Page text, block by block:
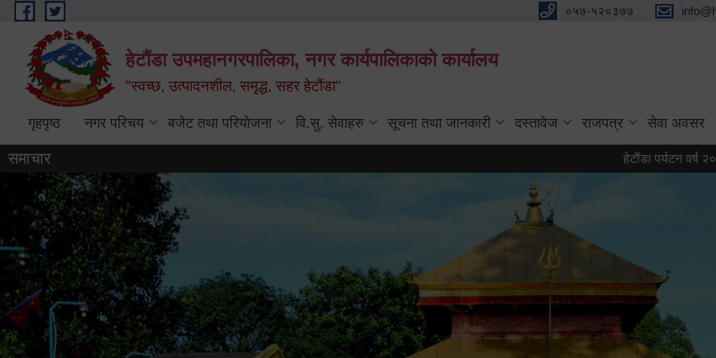
Skip to main content ०५७-५२०३७७
हेटौंडा उपमहानगरपालिका, नगर कार्यपालिकाको कार्यालय
"स्वच्छ, उत्पादनशील, समृद्ध, सहर हेटौंडा"
गृहपृष्ठ नगर परिचय बजेट तथा परियोजना वि.सु. सेवाहरु सूचना तथा जानकारी दस्तावेज राजपत्र सेवा अवसर
समाचार हेटौंडा पर्यटन वर्ष २०८३ को